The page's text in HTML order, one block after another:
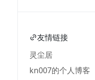
友情链接
灵尘居
kn007的个人博客